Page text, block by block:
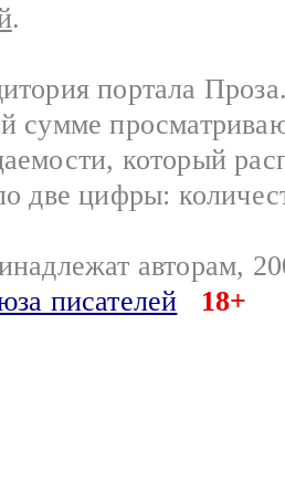
.
портала
сумме
который
две цифры:
авторам,
писателей
18+